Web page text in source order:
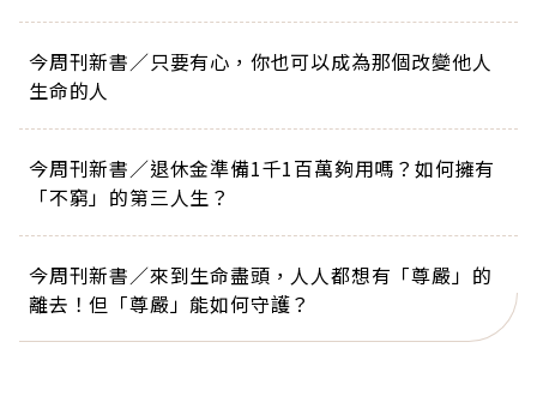
今周刊新書／只要有心，你也可以成為那個改變他人
生命的人
今周刊新書／退休金準備1千1百萬夠用嗎？如何擁有
「不窮」的第三人生？
今周刊新書／來到生命盡頭，人人都想有「尊嚴」的
離去！但「尊嚴」能如何守護？